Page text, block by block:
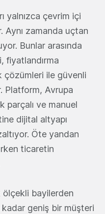
yalnızca çevrim içi
zamanda uçtan
Bunlar arasında
fiyatlandırma
çözümleri ile güvenli
Platform, Avrupa
parçalı ve manuel
dijital altyapı
Öte yandan
ticaretin
ölçekli bayilerden
geniş bir müşteri